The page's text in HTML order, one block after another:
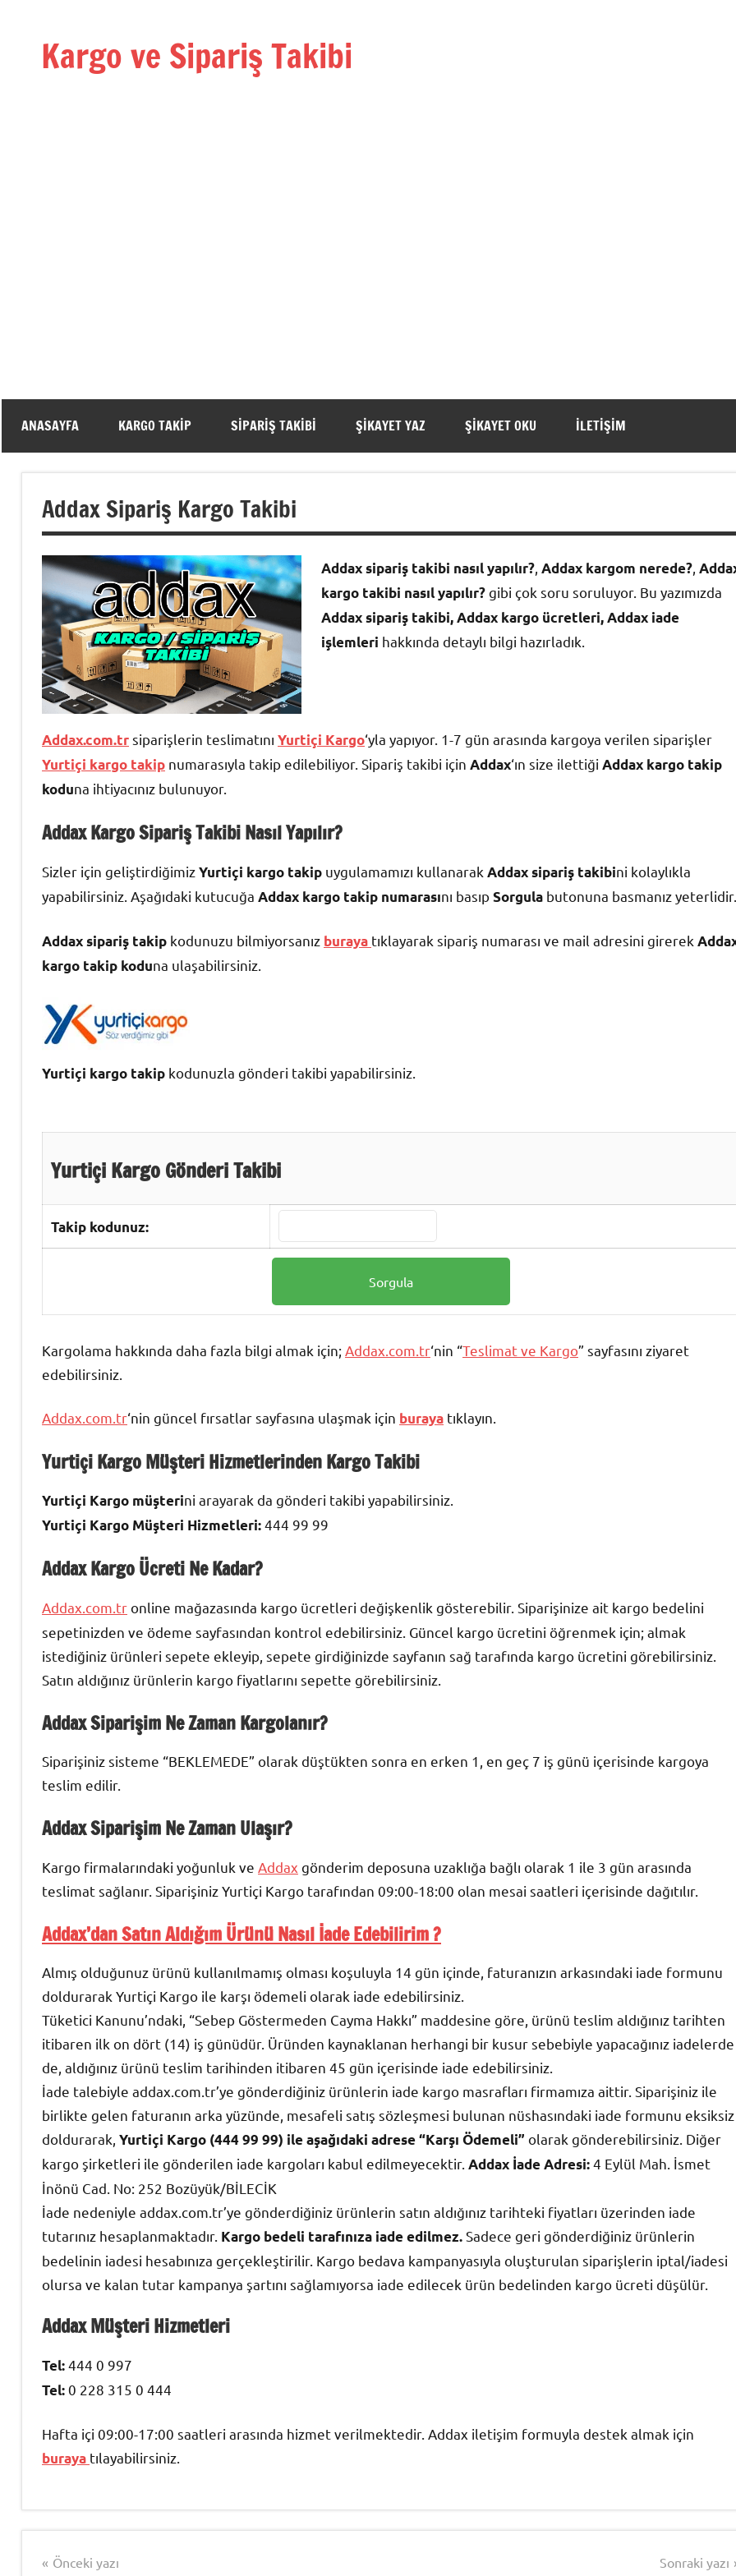
Kargo ve Sipariş Takibi
Kargo
ANASAYFA KARGO TAKIP SIPARIŞ TAKIBI ŞIKAYET YAZ ŞIKAYET OKU İLETIŞIM
Addax Sipariş Kargo Takibi
Addax sipariş takibi nasıl yapılır? Addax kargom nerede?
kargo takibi nasıl yapılır?gibi çok soru soruluyor. Bu yazımızda
Addax sipariş takibi,Addax kargo ücretleri, Addax iade
işlemleri hakkında detaylı bilgi hazırladık.
Addax.com.trsiparişlerin teslimatını Yurtiçi Kargo‘yla yapıyor. 1-7 gün arasında kargoya verilen siparişler
Yurtiçi kargo takip numarasıyla takip edilebiliyor. Sipariş takibi için Addax‘ın size ilettiği Addax kargo takip
koduna ihtiyacınız bulunuyor.
Addax Kargo Sipariş Takibi Nasıl Yapılır?
Sizler için geliştirdiğimizYurtiçi kargo takip uygulamamızı kullanarak Addax sipariş takibini kolaylıkla
yapabilirsiniz. Aşağıdaki kutucuğa Addax kargo takip numarasını basıpSorgula butonuna basmanız yeterlidir.
Addax sipariş takip kodunuzu bilmiyorsanız buraya tıklayarak sipariş numarası ve mail adresini girerek
kargo takip koduna ulaşabilirsiniz.
Yurtiçi kargo takip kodunuzla gönderi takibi yapabilirsiniz.
Yurtiçi Kargo Gönderi Takibi
Takip kodunuz:
Kargolama hakkında daha fazla bilgi almak için; Addax.com.tr‘nin “Teslimat ve Kargo” sayfasını ziyaret
edebilirsiniz.
Addax.com.tr‘nin güncel fırsatlar sayfasına ulaşmak için buraya tıklayın.
Yurtiçi Kargo Müşteri Hizmetlerinden Kargo Takibi
Yurtiçi Kargo müşterini arayarak da gönderi takibi yapabilirsiniz.
Yurtiçi Kargo Müşteri Hizmetleri:444 99 99
Addax Kargo Ücreti Ne Kadar?
Addax.com.tronline mağazasında kargo ücretleri değişkenlik gösterebilir. Siparişinize ait kargo bedelini
sepetinizden ve ödeme sayfasından kontrol edebilirsiniz. Güncel kargo ücretini öğrenmek için; almak
istediğiniz ürünleri sepete ekleyip, sepete girdiğinizde sayfanın sağ tarafında kargo ücretini görebilirsiniz.
Satın aldığınız ürünlerin kargo fiyatlarını sepette görebilirsiniz.
Addax Siparişim Ne Zaman Kargolanır?
Siparişiniz sisteme “BEKLEMEDE” olarak düştükten sonra en erken 1, en geç 7 iş günü içerisinde kargoya
teslim edilir.
Addax Siparişim Ne Zaman Ulaşır?
Kargo firmalarındaki yoğunluk ve Addax gönderim deposuna uzaklığa bağlı olarak 1 ile 3 gün arasında
teslimat sağlanır. Siparişiniz Yurtiçi Kargo tarafından 09:00-18:00 olan mesai saatleri içerisinde dağıtılır.
Addax’dan Satın Aldığım Ürünü Nasıl İade Edebilirim ?
Almış olduğunuz ürünü kullanılmamış olması koşuluyla 14 gün içinde, faturanızın arkasındaki iade formunu
doldurarak Yurtiçi Kargo ile karşı ödemeli olarak iade edebilirsiniz.
Tüketici Kanunu’ndaki, “Sebep Göstermeden Cayma Hakkı” maddesine göre, ürünü teslim aldığınız tarihten
itibaren ilk on dört (14) iş günüdür. Üründen kaynaklanan herhangi bir kusur sebebiyle yapacağınız iadelerde
de, aldığınız ürünü teslim tarihinden itibaren 45 gün içerisinde iade edebilirsiniz.
İade talebiyle addax.com.tr’ye gönderdiğiniz ürünlerin iade kargo masrafları firmamıza aittir. Siparişiniz ile
birlikte gelen faturanın arka yüzünde, mesafeli satış sözleşmesi bulunan nüshasındaki iade formunu eksiksiz
doldurarak, Yurtiçi Kargo (444 99 99) ile aşağıdaki adrese “Karşı Ödemeli” olarak gönderebilirsiniz. Diğer
kargo şirketleri ile gönderilen iade kargoları kabul edilmeyecektir. Addax İade Adresi:4 Eylül Mah. İsmet
İnönü Cad. No: 252 Bozüyük/BİLECİK
İade nedeniyle addax.com.tr’ye gönderdiğiniz ürünlerin satın aldığınız tarihteki fiyatları üzerinden iade
tutarınız hesaplanmaktadır. Kargo bedeli tarafınıza iade edilmez.Sadece geri gönderdiğiniz ürünlerin
bedelinin iadesi hesabınıza gerçekleştirilir. Kargo bedava kampanyasıyla oluşturulan siparişlerin iptal/iadesi
olursa ve kalan tutar kampanya şartını sağlamıyorsa iade edilecek ürün bedelinden kargo ücreti düşülür.
Addax Müşteri Hizmetleri
Tel:444 0 997
Tel:0 228 315 0 444
Hafta içi 09:00-17:00 saatleri arasında hizmet verilmektedir. Addax iletişim formuyla destek almak için
buraya tılayabilirsiniz.
Addax,
Yazı
Önceki yazı Sonraki yazı